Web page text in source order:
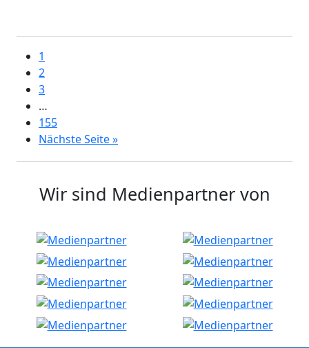
1
2
3
…
155
Nächste Seite »
Wir sind Medienpartner von